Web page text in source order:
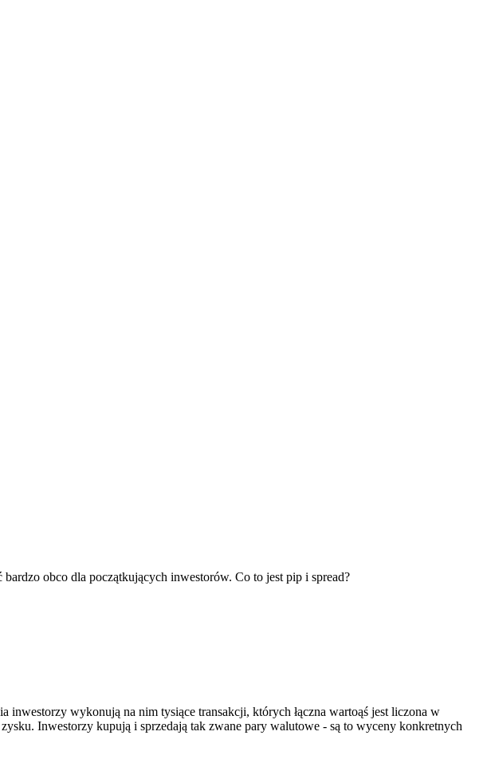
obco dla początkujących inwestorów. Co to jest pip i spread?
wykonują na nim tysiące transakcji, których łączna wartoąś jest liczona w
Inwestorzy kupują i sprzedają tak zwane pary walutowe - są to wyceny konkretnych